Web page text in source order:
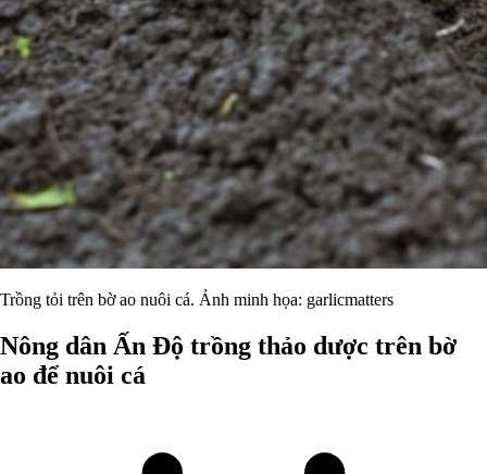
Trồng tỏi trên bờ ao nuôi cá. Ảnh minh họa: garlicmatters
Nông dân Ấn Độ trồng thảo dược trên bờ
ao để nuôi cá